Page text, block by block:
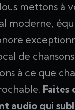
mettons à
moderne,
de
à ce que
Faites
audio qui